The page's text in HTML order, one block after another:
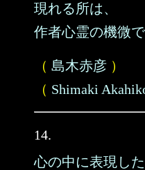
現れる所は、
作者心霊の機微で
（ 島木赤彦 ）
（ Shimaki
14.
心の中に表現し